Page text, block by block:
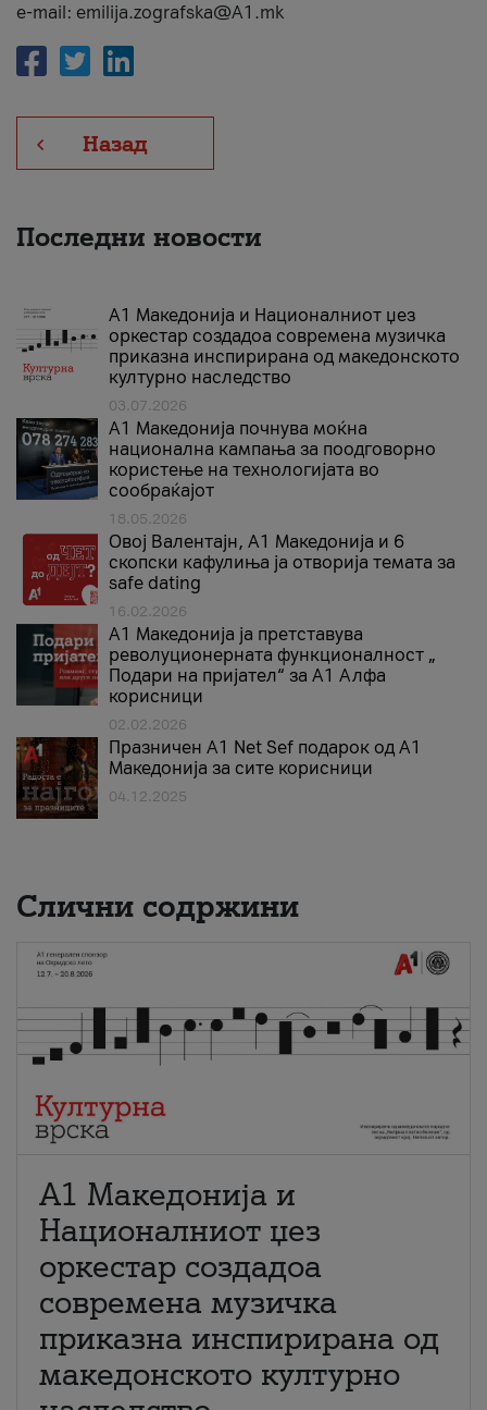
e-mail: emilija.zografska@A1.mk
Назад
Последни новости
А1 Македонија и Националниот џез
оркестар создадоа современа музичка
приказна инспирирана од македонското
културно наследство
03.07.2026
A1 Македонија почнува моќна
национална кампања за поодговорно
користење на технологијата во
сообраќајот
18.05.2026
Овој Валентајн, A1 Македонија и 6
скопски кафулиња ја отворија темата за
safe dating
16.02.2026
А1 Македонија ја претставува
револуционерната функционалност „
Подари на пријател“ за А1 Алфа
корисници
02.02.2026
Празничен A1 Net Sеf подарок од А1
Македонија за сите корисници
04.12.2025
Слични содржини
А1 Македонија и
Националниот џез
оркестар создадоа
современа музичка
приказна инспирирана од
македонското културно